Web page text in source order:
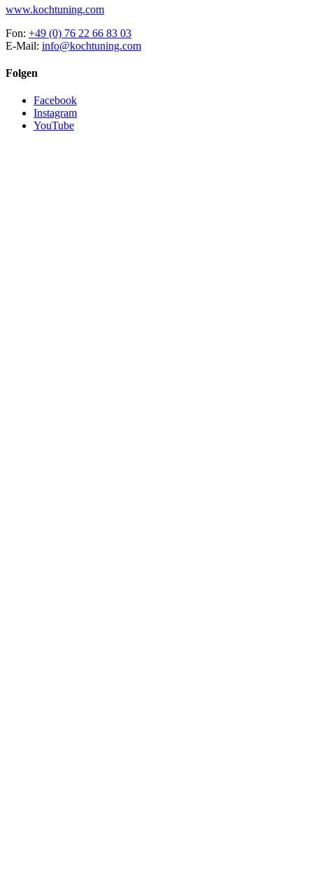
www.kochtuning.com
Fon: +49 (0) 76 22 66 83 03
E-Mail: info@kochtuning.com
Folgen
Facebook
Instagram
YouTube